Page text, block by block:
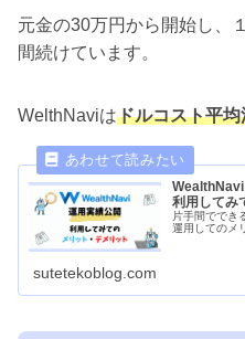
元金の30万円から開始し、
間続けています。
WelthNaviはドルコスト平均
WealthNavi
利用してみ
片手間ででき
運用してのメ
sutetekoblog.com